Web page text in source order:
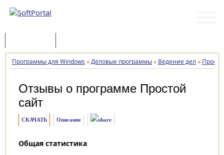
Программы для Windows »Деловые программы» Ведение дел »
Отзывы о программе Простой
сайт
СКАЧАТЬ Описание
Общая статистика